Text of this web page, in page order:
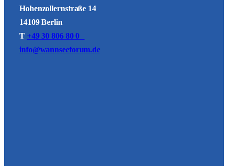
Hohenzollernstraße 14
14109 Berlin
T +49 30 806 80 0
info@wannseeforum.de